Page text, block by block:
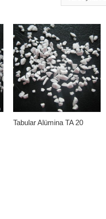
Tabular Alümina TA 20